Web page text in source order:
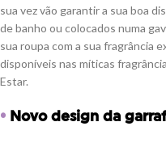
sua vez vão garantir a sua boa
de banho ou colocados numa
sua roupa com a sua fragrância
disponíveis nas míticas
Estar.
• Novo design da